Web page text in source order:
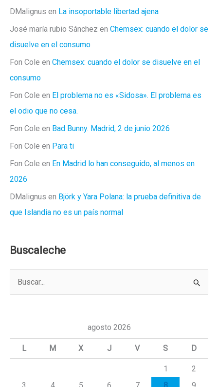
DMalignus en La insoportable libertad ajena
José maría rubio Sánchez en Chemsex: cuando el dolor se
disuelve en el consumo
Fon Cole en Chemsex: cuando el dolor se disuelve en el
consumo
Fon Cole en El problema no es «Sidosa». El problema es
el odio que no cesa.
Fon Cole en Bad Bunny. Madrid, 2 de junio 2026
Fon Cole en Para ti
Fon Cole en En Madrid lo han conseguido, al menos en
2026
DMalignus en Björk y Yara Polana: la prueba definitiva de
que Islandia no es un país normal
Buscaleche
a
agosto 2026
L M X J V S D
1
2